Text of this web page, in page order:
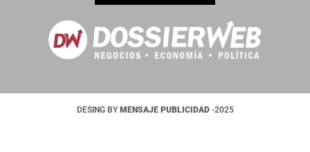
DESING BY MENSAJE PUBLICIDAD -2025